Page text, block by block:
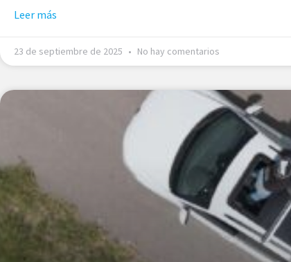
Leer más
23 de septiembre de 2025 No hay comentarios